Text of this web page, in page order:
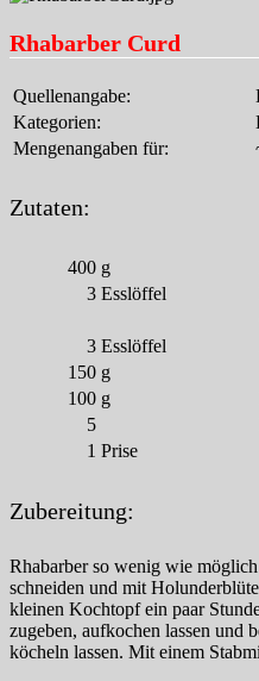
Rhabarber Curd
Quellenangabe:
Kategorien:
Mengenangaben für:
Zutaten:
400 g
3 Esslöffel
3 Esslöffel
150 g
100 g
5
1 Prise
Zubereitung:
Rhabarber so wenig wie
schneiden und mit
kleinen Kochtopf ein paar
zugeben, aufkochen lassen und
köcheln lassen. Mit einem